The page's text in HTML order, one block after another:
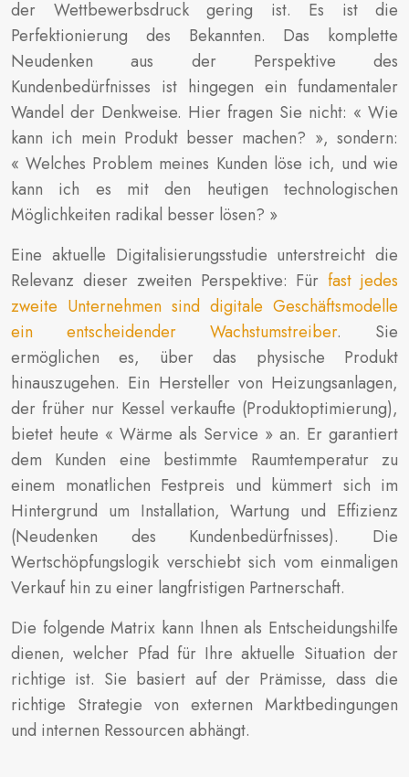
der Wettbewerbsdruck gering ist. Es ist die
Perfektionierung des Bekannten. Das komplette
Neudenken aus der Perspektive des
Kundenbedürfnisses ist hingegen ein fundamentaler
Wandel der Denkweise. Hier fragen Sie nicht: « Wie
kann ich mein Produkt besser machen? », sondern:
« Welches Problem meines Kunden löse ich, und wie
kann ich es mit den heutigen technologischen
Möglichkeiten radikal besser lösen? »
Eine aktuelle Digitalisierungsstudie unterstreicht die
Relevanz dieser zweiten Perspektive: Fürfast jedes
zweite Unternehmen sind digitale Geschäftsmodelle
ein entscheidender Wachstumstreiber. Sie
ermöglichen es, über das physische Produkt
hinauszugehen. Ein Hersteller von Heizungsanlagen,
der früher nur Kessel verkaufte (Produktoptimierung),
bietet heute « Wärme als Service » an. Er garantiert
dem Kunden eine bestimmte Raumtemperatur zu
einem monatlichen Festpreis und kümmert sich im
Hintergrund um Installation, Wartung und Effizienz
(Neudenken des Kundenbedürfnisses). Die
Wertschöpfungslogik verschiebt sich vom einmaligen
Verkauf hin zu einer langfristigen Partnerschaft.
Die folgende Matrix kann Ihnen als Entscheidungshilfe
dienen, welcher Pfad für Ihre aktuelle Situation der
richtige ist. Sie basiert auf der Prämisse, dass die
richtige Strategie von externen Marktbedingungen
und internen Ressourcen abhängt.